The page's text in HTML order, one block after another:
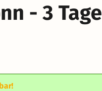
- 3 Tage